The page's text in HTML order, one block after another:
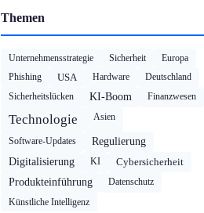
Themen
Unternehmensstrategie Sicherheit
Europa
Phishing
USA Hardware
Deutschland
Sicherheitslücken
KI-Boom Finanzwesen
Technologie Asien
Software-Updates
Regulierung
Digitalisierung
KI
Cybersicherheit
Produkteinführung
Datenschutz
Künstliche Intelligenz